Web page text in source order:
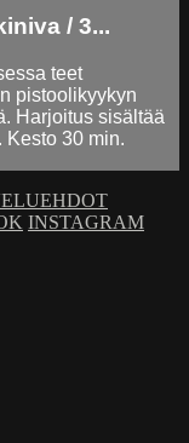
/ 3...
teet
pistoolikyykyn
Harjoitus sisältää
Kesto 30 min.
INSTAGRAM